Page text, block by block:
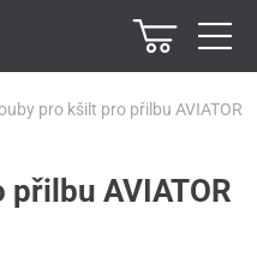
pro kšilt pro přilbu AVIATOR
AVIATOR